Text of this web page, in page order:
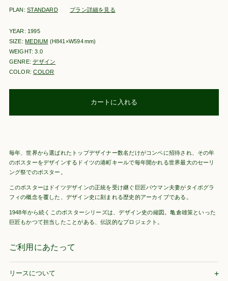
PLAN:STANDARD プラン詳細を見る
YEAR: 1995
SIZE:MEDIUM (H841×W594mm)
WEIGHT: 3.0
GENRE:デザイン
COLOR:COLOR
カートに入れる
毎年、世界から選ばれたトップデザイナー数名だけがコンペに招待され、その年
のポスターをデザインするドイツの港町キールで毎年開かれる世界最大のセーリ
ング祭でのポスター。
このポスターはドイツデザインの正統を受け継ぐ巨匠バウマン夫妻がタイポグラ
フィの概念を覆した、デザイン史に刻まれる歴史的アーカイブである。
1948年から続くこのポスターシリーズは、デザイン史の縮図。亀倉雄策といった
巨匠もかつて担当したことがある、伝説的なプロジェクト。
ご利用にあたって
リースについて